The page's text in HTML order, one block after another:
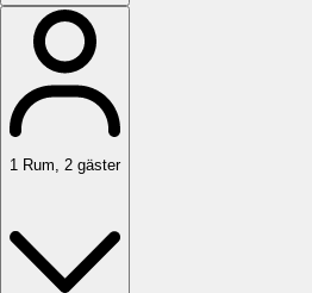
1 Rum, 2 gäster